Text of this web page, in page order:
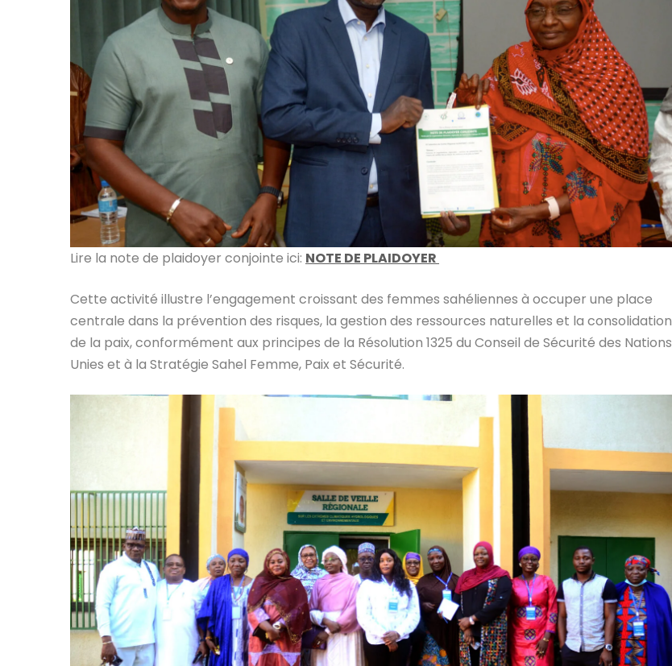
Lire la note de plaidoyer conjointe ici: NOTE DE PLAIDOYER
Cette activité illustre l’engagement croissant des femmes sahéliennes à occuper une place
centrale dans la prévention des risques, la gestion des ressources naturelles et la consolidation
de la paix, conformément aux principes de la Résolution 1325 du Conseil de Sécurité des Nations
Unies et à la Stratégie Sahel Femme, Paix et Sécurité.